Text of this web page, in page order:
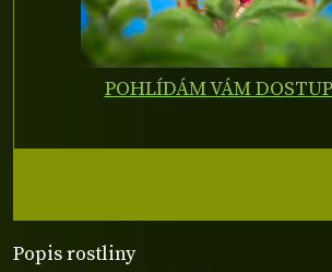
Popis rostliny
POHLÍDÁM VÁM